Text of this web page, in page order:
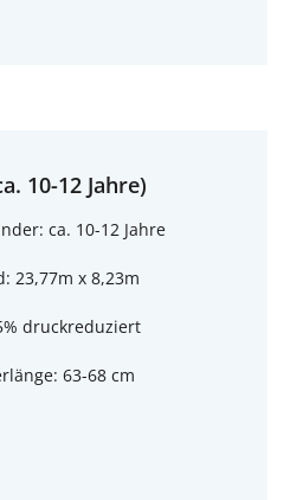
10-12 Jahre)
ca. 10-12 Jahre
23,77m x 8,23m
druckreduziert
63-68 cm